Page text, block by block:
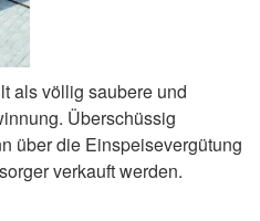
als völlig saubere und
Überschüssig
über die Einspeisevergütung
verkauft werden.